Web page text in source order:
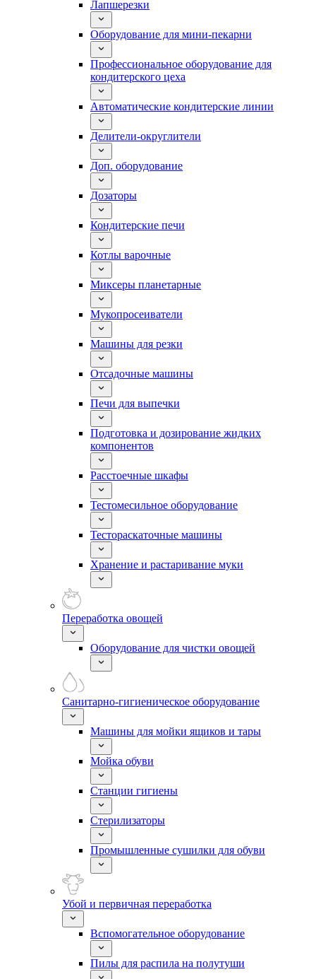
Лапшерезки
Оборудование для мини-пекарни
Профессиональное оборудование для
кондитерского цеха
Автоматические кондитерские линии
Делители-округлители
Доп. оборудование
Дозаторы
Кондитерские печи
Котлы варочные
Миксеры планетарные
Мукопросеиватели
Машины для резки
Отсадочные машины
Печи для выпечки
Подготовка и дозирование жидких
компонентов
Расстоечные шкафы
Тестомесильное оборудование
Тестораскаточные машины
Хранение и растаривание муки
Переработка овощей
Оборудование для чистки овощей
Санитарно-гигиеническое оборудование
Машины для мойки ящиков и тары
Мойка обуви
Станции гигиены
Стерилизаторы
Промышленные сушилки для обуви
Убой и первичная переработка
Вспомогательное оборудование
Пилы для распила на полутуши